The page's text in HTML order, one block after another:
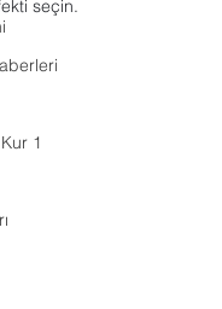
1
seçin.